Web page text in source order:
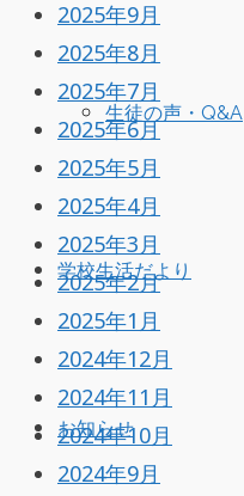
生徒の声・Q&A
学校生活だより
お知らせ
2025年9月
2025年8月
2025年7月
2025年6月
2025年5月
2025年4月
2025年3月
2025年2月
2025年1月
2024年12月
2024年11月
2024年10月
2024年9月